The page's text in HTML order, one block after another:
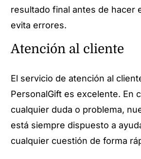
resultado final antes de hacer
evita errores.
Atención al cliente
El servicio de atención al
PersonalGift es excelente. En
cualquier duda o problema,
está siempre dispuesto a
cualquier cuestión de forma